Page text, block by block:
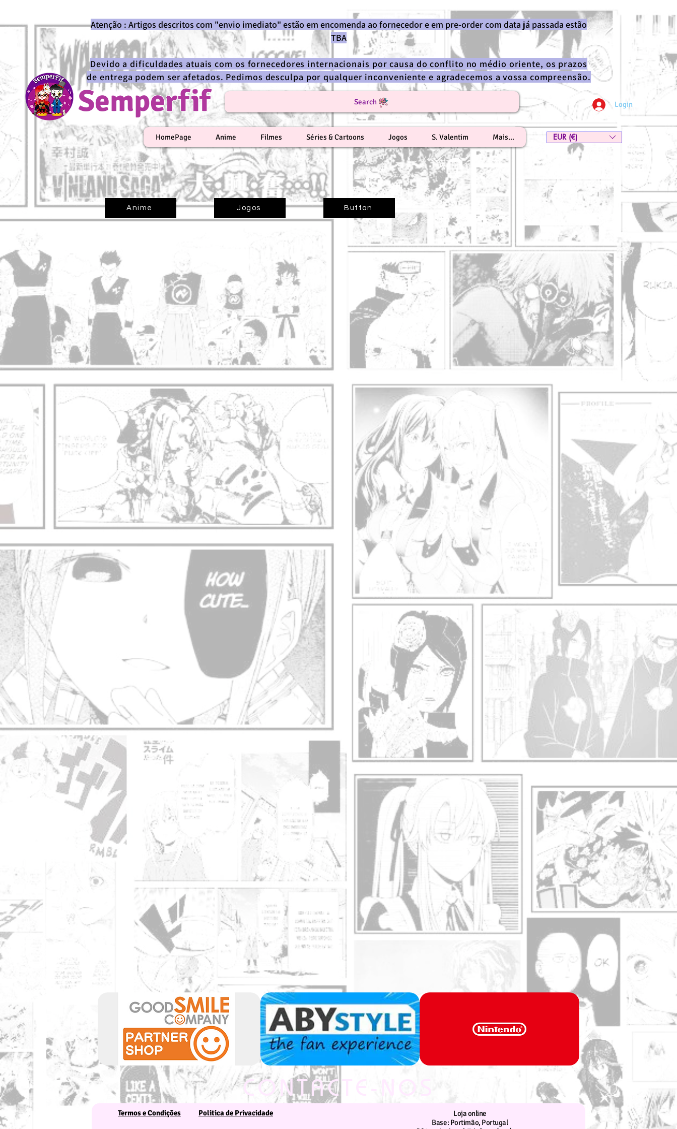
Semperfif Login
Atenção : Artigos descritos com "envio imediato" estão em encomenda ao fornecedor e em pre-order com data já passada estão
TBA
Devido a dificuldades atuais com os fornecedores internacionais por causa do conflito no médio oriente, os prazos
de entrega podem ser afetados. Pedimos desculpa por qualquer inconveniente e agradecemos a vossa compreensão.
Search
HomePage Anime Filmes Séries & Cartoons Jogos S. Valentim Mais... EUR (€)
Anime Jogos Button
CONTACTE-NOS
Termos e Condições Politica de Privacidade
Loja online
Base: Portimão, Portugal